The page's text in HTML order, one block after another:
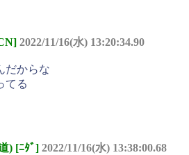
2022/11/16(水) 13:20:34.90
だからな
てる
) [ﾆﾀﾞ] 2022/11/16(水) 13:38:00.68